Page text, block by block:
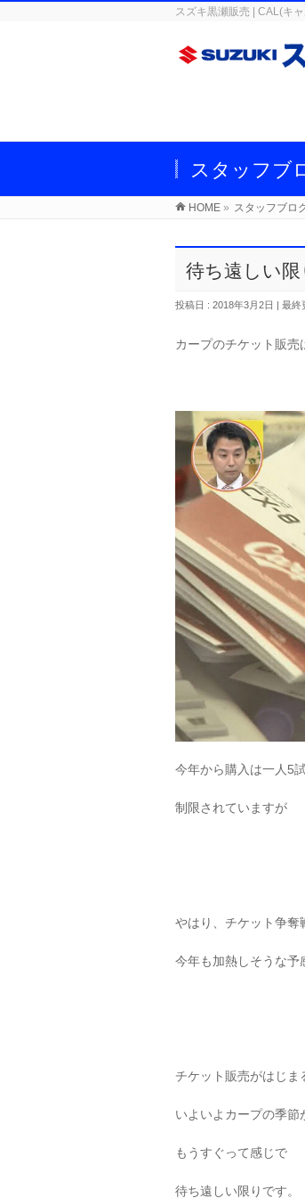
スズキ黒瀬販売 | CAL(キ
スタッフブ
HOME » スタッフブロ
待ち遠しい
投稿日 : 2018年3月2日 最終
カープのチケット販売
今年から購入は一人5
制限されていますが
やはり、チケット争奪
今年も加熱しそうな予
チケット販売がはじま
いよいよカープの季節
もうすぐって感じで
待ち遠しい限りです。